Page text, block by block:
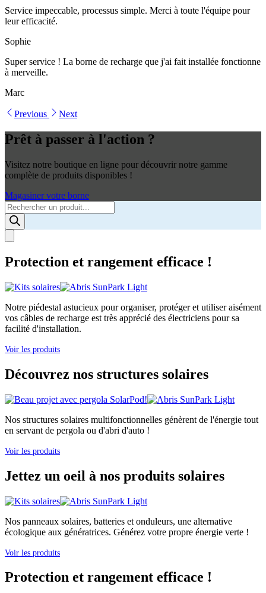
Service impeccable, processus simple. Merci à toute l'équipe pour
leur efficacité.
Sophie
Super service ! La borne de recharge que j'ai fait installée fonctionne
à merveille.
Marc
Previous Next
Prêt à passer à l'action ?
Visitez notre boutique en ligne pour découvrir notre gamme
complète de produits disponibles !
Magasiner votre borne
Products
search
Protection et rangement efficace !
Notre piédestal astucieux pour organiser, protéger et utiliser aisément
vos câbles de recharge est très apprécié des électriciens pour sa
facilité d'installation.
Voir les produits
Découvrez nos structures solaires
Nos structures solaires multifonctionnelles génèrent de l'énergie tout
en servant de pergola ou d'abri d'auto !
Voir les produits
Jettez un oeil à nos produits solaires
Nos panneaux solaires, batteries et onduleurs, une alternative
écologique aux génératrices. Générez votre propre énergie verte !
Voir les produits
Protection et rangement efficace !